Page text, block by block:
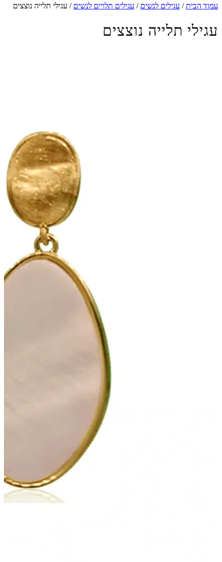
עמוד הבית/ עגילים לנשים / עגילים תלויים לנשים / עגילי תלייה נוצצים
עגילי תלייה נוצצים